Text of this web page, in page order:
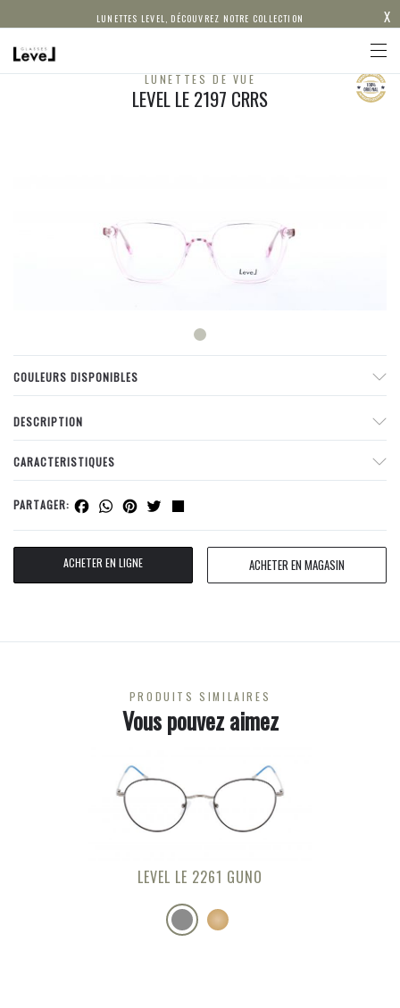
LUNETTES LEVEL, DÉCOUVREZ NOTRE COLLECTION X
LUNETTES DE VUE
LEVEL LE 2197 CRRS
COULEURS DISPONIBLES
DESCRIPTION
CARACTERISTIQUES
PARTAGER: Facebook
WhatsApp
Pinterest
Twitter
ACHETER EN LIGNE ACHETER EN MAGASIN
PRODUITS SIMILAIRES
Vous pouvez aimez
LEVEL LE 2261 GUNO